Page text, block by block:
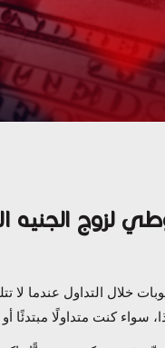
لزوج الجنيه
خلال التداول عندما لا
سواء كنت متداولًا مبتدئًا